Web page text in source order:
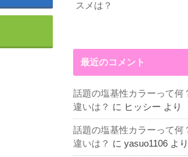
スメは？
最近のコメント
話題の塩基性カラーって何
違いは？ に ヒッシー より
話題の塩基性カラーって何
違いは？ に yasuo1106 より